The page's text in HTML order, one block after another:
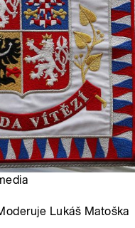
Lukáš Matoška